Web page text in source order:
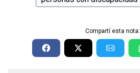
Compartí esta nota: